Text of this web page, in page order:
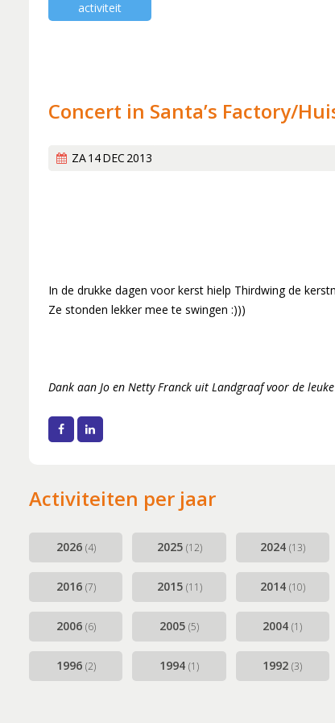
Een
activiteit
Concert in Santa’s Factory/
ZA14DEC 2013
In de drukke dagen voor kerst hielp Thirdwing de
Ze stonden lekker mee te swingen :)))
Dank aan Jo en Netty Franck uit Landgraaf voor de
Facebook
Activiteiten per jaar
2026 (4) 2025 (12) 2024 (13)
2016 (7) 2015 (11) 2014 (10)
2006 (6) 2005(5) 2004(1)
1996 (2) 1994(1) 1992(3)